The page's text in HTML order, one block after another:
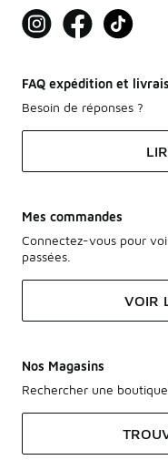
FAQ expédition et
Besoin de réponses ?
Mes commandes
Connectez-vous pour
passées.
VOIR
Nos Magasins
Rechercher une